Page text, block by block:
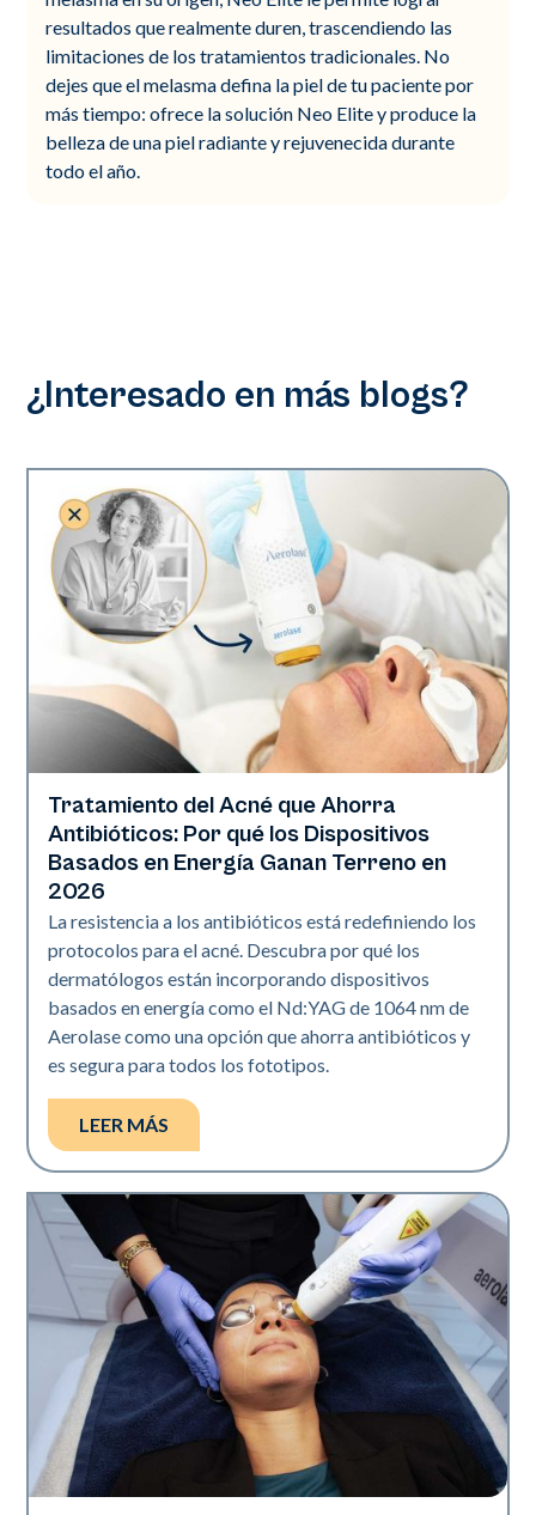
resultados que realmente duren, trascendiendo las
limitaciones de los tratamientos tradicionales. No
dejes que el melasma defina la piel de tu paciente por
más tiempo: ofrece la solución Neo Elite y produce la
belleza de una piel radiante y rejuvenecida durante
todo el año.
¿Interesado en más blogs?
Salud de la piel
Tratamiento del Acné que Ahorra
Antibióticos: Por qué los Dispositivos
Basados en Energía Ganan Terreno en
2026
La resistencia a los antibióticos está redefiniendo los
protocolos para el acné. Descubra por qué los
dermatólogos están incorporando dispositivos
basados en energía como el Nd:YAG de 1064 nm de
Aerolase como una opción que ahorra antibióticos y
es segura para todos los fototipos.
LEER MÁS